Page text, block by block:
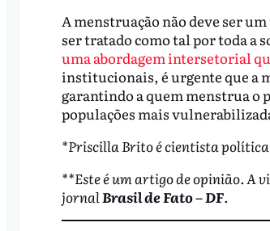
A menstruação não deve ser
ser tratado como tal por toda a
uma abordagem intersetorial
institucionais, é urgente que a
garantindo a quem menstrua o
populações mais
*Priscilla Brito é cientista
**Este é um artigo de opinião. A
jornalBrasil de Fato – DF.